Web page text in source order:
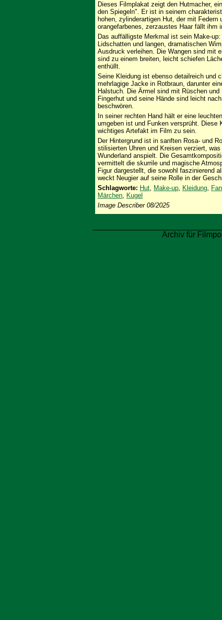
Dieses Filmplakat zeigt den Hutmacher,
den Spiegeln". Er ist in seinem
hohen, zylinderartigen Hut, der mit
orangefarbenes, zerzaustes Haar fällt ihm
Das auffälligste Merkmal ist sein Make-
Lidschatten und langen, dramatischen
Ausdruck verleihen. Die Wangen sind mit
sind zu einem breiten, leicht schiefen
enthüllt.
Seine Kleidung ist ebenso detailreich und
mehrlagige Jacke in Rotbraun, darunter
Halstuch. Die Ärmel sind mit Rüschen
Fingerhut und seine Hände sind leicht
beschwören.
In seiner rechten Hand hält er eine
umgeben ist und Funken versprüht. Diese
wichtiges Artefakt im Film zu sein.
Der Hintergrund ist in sanften Rosa- und
stilisierten Uhren und Kreisen verziert,
Wunderland anspielt. Die
vermittelt die skurrile und magische
Figur dargestellt, die sowohl faszinierend
weckt Neugier auf seine Rolle in der
Schlagworte: Hut, Make-up, Kleidung,
Märchen, Kugel
Image Describer 08/2025
Archiv für